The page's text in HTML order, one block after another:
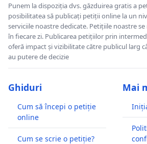
Punem la dispoziția dvs. găzduirea gratis a
posibilitatea să publicați petiții online la un
serviciile noastre dedicate. Petițiile noastre se
în fiecare zi. Publicarea petițiilor prin
oferă impact și vizibilitate către publicul larg
au putere de decizie
Ghiduri
Cum să începi o petiție
online
Cum se scrie o petiție?
Mai